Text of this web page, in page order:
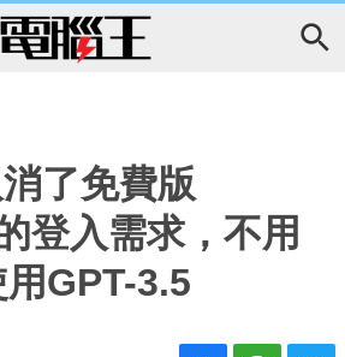
了免費版
登入需求，不用
GPT-3.5